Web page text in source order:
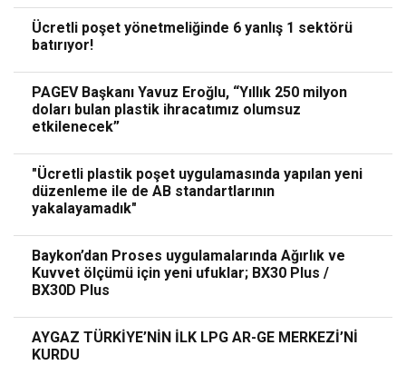
Ücretli poşet yönetmeliğinde 6 yanlış 1 sektörü
batırıyor!
PAGEV Başkanı Yavuz Eroğlu, “Yıllık 250 milyon
doları bulan plastik ihracatımız olumsuz
etkilenecek”
"Ücretli plastik poşet uygulamasında yapılan yeni
düzenleme ile de AB standartlarının
yakalayamadık"
Baykon’dan Proses uygulamalarında Ağırlık ve
Kuvvet ölçümü için yeni ufuklar; BX30 Plus /
BX30D Plus
AYGAZ TÜRKİYE’NİN İLK LPG AR-GE MERKEZİ’Nİ
KURDU